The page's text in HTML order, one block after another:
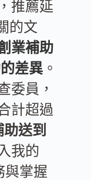
推薦延
的文
業補助
差異 。
委員，
計超過
送到
我的
與掌握